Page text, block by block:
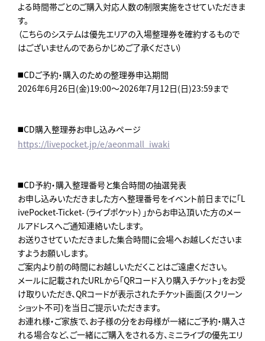
よる時間帯ごとのご購入対応人数の制限実施をさせていただきま
す。
（こちらのシステムは優先エリアの入場整理券を確約するもので
はございませんのであらかじめご了承ください）
◼️CDご予約・購入のための整理券申込期間
2026年6月26日(金)19:00～2026年7月12日(日)23:59まで
◼️CD購入整理券お申し込みページ
https://livepocket.jp/e/aeonmall_iwaki
◼️CD予約・購入整理番号と集合時間の抽選発表
お申し込みいただきました方へ整理番号をイベント前日までに「L
ivePocket-Ticket-（ライブポケット）」からお申込頂いた方のメー
ルアドレスへご通知連絡いたします。
お送りさせていただきました集合時間に会場へお越しくださいま
すようお願いします。
ご案内より前の時間にお越しいただくことはご遠慮ください。
メールに記載されたURLから「QRコード入り購入チケット」をお受
け取りいただき、QRコードが表示されたチケット画面(スクリーン
ショット不可)を当日ご提示いただきます。
お連れ様・ご家族で、お子様の分をお母様が一緒にご予約・購入さ
れる場合など、ご一緒にご購入をされる方、ミニライブの優先エリ